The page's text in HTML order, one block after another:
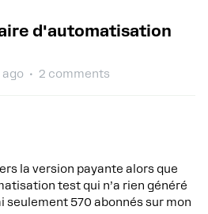
d'automatisation
2 comments
la version payante alors que
test qui n’a rien généré
seulement 570 abonnés sur mon